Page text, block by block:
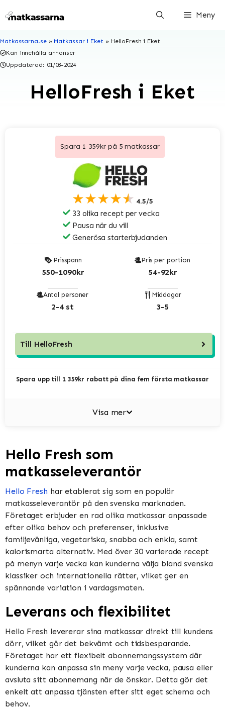
till
Meny
Matkassarna.se» Matkassar i Eket » HelloFresh i Eket
Kan innehålla annonser
Uppdaterad: 01/03-2024
HelloFresh i Eket
Spara 1 359kr på 5 matkassar
★★★★★ 4.5/5
33 olika recept per vecka
Pausa när du vill
Generösa starterbjudanden
Prisspann
550-1090kr
Pris per portion
54-92kr
Antal personer
2-4 st
Middagar
3-5
Till HelloFresh
Spara upp till 1 359kr rabatt på dina fem första matkassar
Visa mer
Hello Fresh som
matkasseleverantör
Hello Fresh har etablerat sig som en populär
matkasseleverantör på den svenska marknaden.
Företaget erbjuder en rad olika matkassar anpassade
efter olika behov och preferenser, inklusive
familjevänliga, vegetariska, snabba och enkla, samt
kalorismarta alternativ. Med över 30 varierade recept
på menyn varje vecka kan kunderna välja bland svenska
klassiker och internationella rätter, vilket ger en
spännande variation i vardagsmaten.
Leverans och flexibilitet
Hello Fresh levererar sina matkassar direkt till kundens
dörr, vilket gör det bekvämt och tidsbesparande.
Företaget har ett flexibelt abonnemangssystem där
kunderna kan anpassa sin meny varje vecka, pausa eller
avsluta sitt abonnemang när de önskar. Detta gör det
enkelt att anpassa tjänsten efter sitt eget schema och
behov.